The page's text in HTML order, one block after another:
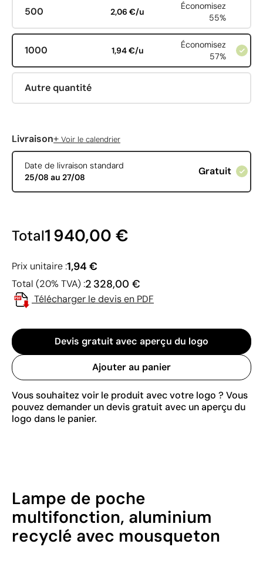
500 2,06 €/u
Économisez
55%
1000 1,94 €/u
Économisez
57%
Autre quantité
Livraison+ Voir le calendrier
Date de livraison standard
25/08 au 27/08
Gratuit
Total1 940,00 €
Prix unitaire :1,94 €
Total (20% TVA) :2 328,00 €
Télécharger le devis en PDF
Devis gratuit avec aperçu du logo
Ajouter au panier
Vous souhaitez voir le produit avec votre logo ? Vous
pouvez demander un devis gratuit avec un aperçu du
logo dans le panier.
Lampe de poche
multifonction, aluminium
recyclé avec mousqueton